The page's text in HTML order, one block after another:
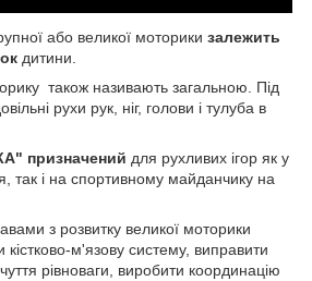
або великої моторики залежить
дитини.
також називають загальною. Під
рухи рук, ніг, голови і тулуба в
призначений для рухливих ігор як у
так і на спортивному майданчику на
з розвитку великої моторики
кістково-м'язову систему, виправити
рівноваги, виробити координацію